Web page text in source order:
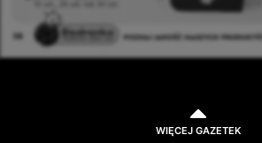
WIĘCEJ GAZETEK